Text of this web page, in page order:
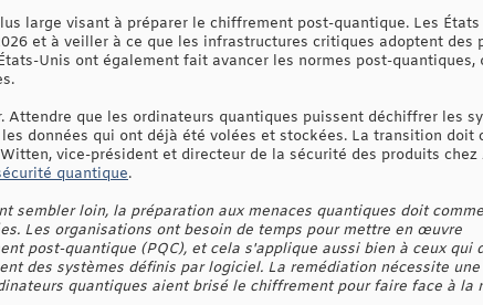
large visant à préparer le chiffrement post-quantique. Les États
et à veiller à ce que les infrastructures critiques adoptent des
Unis ont également fait avancer les normes post-quantiques,
que les ordinateurs quantiques puissent déchiffrer les
données qui ont déjà été volées et stockées. La transition doit
vice-président et directeur de la sécurité des produits chez
quantique.
sembler loin, la préparation aux menaces quantiques doit
Les organisations ont besoin de temps pour mettre en œuvre
post-quantique (PQC), et cela s'applique aussi bien à ceux qui
des systèmes définis par logiciel. La remédiation nécessite
quantiques aient brisé le chiffrement pour faire face à la